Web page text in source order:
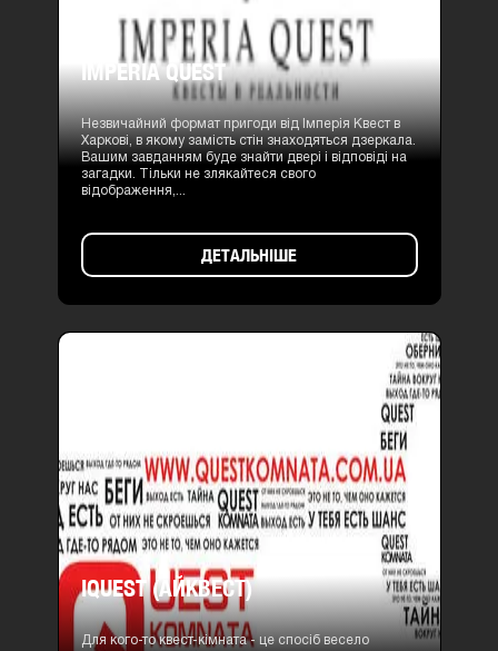
IMPERIA QUEST
Незвичайний формат пригоди від Імперія Квест в
Харкові, в якому замість стін знаходяться дзеркала.
Вашим завданням буде знайти двері і відповіді на
загадки. Тільки не злякайтеся свого
відображення,...
ДЕТАЛЬНІШЕ
IQUEST (АЙКВЕСТ)
Для кого-то квест-кімната - це спосіб весело